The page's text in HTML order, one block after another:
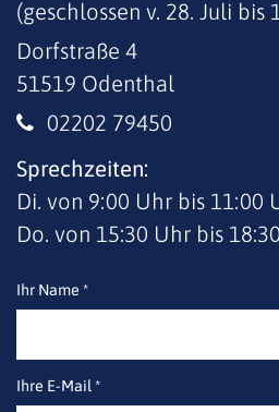
(geschlossen v. 28. Juli bis
Dorfstraße 4
51519 Odenthal
02202 79450
Sprechzeiten:
Di. von 9:00 Uhr bis 11:00
Do. von 15:30 Uhr bis
Ihr Name *
Ihre E-Mail *